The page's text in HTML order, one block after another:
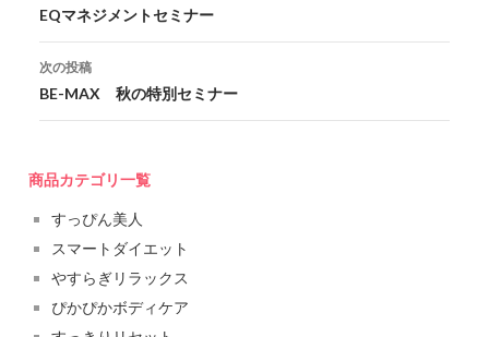
EQマネジメントセミナー
次の投稿
BE-MAX 秋の特別セミナー
商品カテゴリ一覧
すっぴん美人
スマートダイエット
やすらぎリラックス
ぴかぴかボディケア